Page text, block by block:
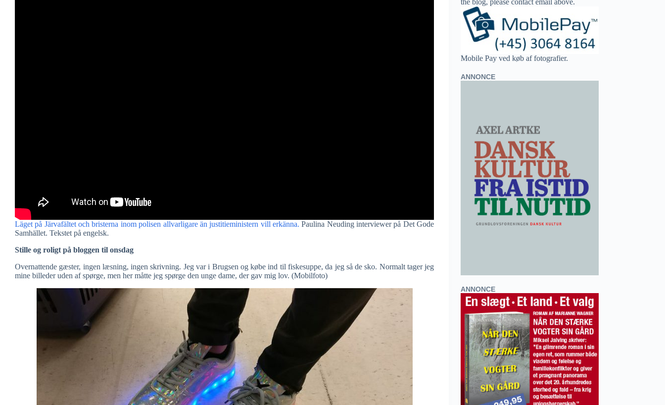
Läget på Järvafältet och bristerna inom polisen allvarligare än justitieministern vill erkänna. Paulina Neuding interviewer på Det Gode
Samhället. Tekstet på engelsk.
Stille og roligt på bloggen til onsdag
Overnattende gæster, ingen læsning, ingen skrivning. Jeg var i Brugsen og købe ind til fiskesuppe, da jeg så de sko. Normalt tager jeg
mine billeder uden af spørge, men her måtte jeg spørge den unge dame, der gav mig lov. (Mobilfoto)
the blog, please contact email above.
Mobile Pay ved køb af fotografier.
ANNONCE
ANNONCE